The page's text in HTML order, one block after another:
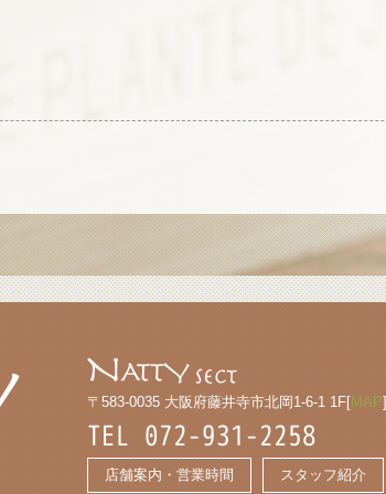
〒583-0035 大阪府藤井寺市北岡1-6-1 1F[MAP]
TEL 072-931-2258
店舗案内・営業時間 スタッフ紹介